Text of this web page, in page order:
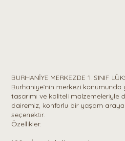
BURHANİYE MERKEZDE 1. SINIF
Burhaniye’nin merkezi
tasarımı ve kaliteli malzemeleriyle
dairemiz, konforlu bir yaşam
seçenektir.
Özellikler: